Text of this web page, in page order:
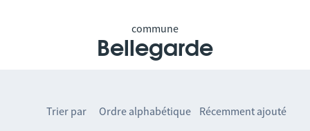
commune
Bellegarde
Trier par Ordre alphabétique Récemment ajouté